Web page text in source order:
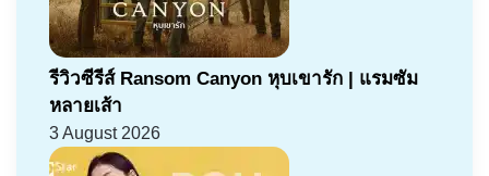
รีวิวซีรีส์ Ransom Canyon หุบเขารัก | แรมซัม
หลายเส้า
3 August 2026